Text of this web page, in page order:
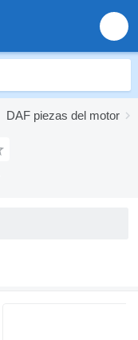
DAF piezas del motor